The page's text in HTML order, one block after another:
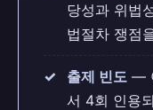
당성과 위법
법절차 쟁점
출제 빈도 —
서 4회 인용